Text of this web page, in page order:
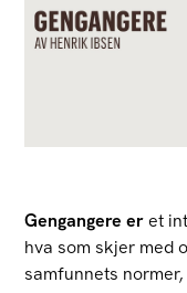
Gengangere eret
hva som skjer med
samfunnets